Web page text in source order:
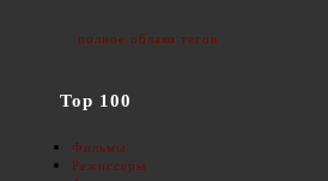
полное облако тегов
Top 100
Фильмы
Режиссеры